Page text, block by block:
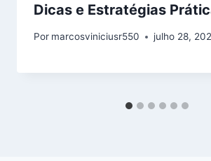
Dicas e Estratégias
Por marcosviniciusr550 julho 28,